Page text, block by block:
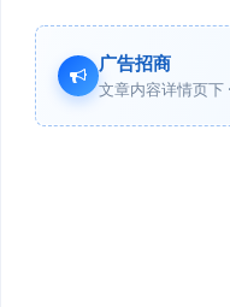
广告招商
文章内容详情页下